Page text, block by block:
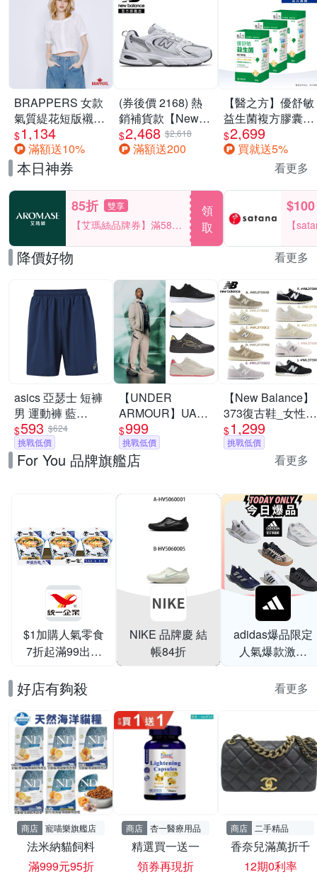
BRAPPERS 女款
氣質緹花短版襯
衫-米白
$1,134
滿額送10%
(券後價 2168) 熱
銷補貨款【New
Balance】復古運
動鞋_中性_白銀
$2,468 $2,618
滿額送200
【醫之方】優舒敏
益生菌複方膠囊
(60粒) 三入組
$2,699
買就送5%
本日神券 看更多
85折 雙享
【艾瑪絲品牌券】滿580
享85折！
領
取
$100
【
一件
降價好物 看更多
asics 亞瑟士 短褲
男 運動褲 藍
2033B130-401
$593 $624
挑戰低價
【UNDER
ARMOUR】UA
Tempo 運動休閒鞋
多款任選
$999
挑戰低價
【New Balance】
373復古鞋_女性_
多款任選_Y購/網
路獨家
$1,299
挑戰低價
For You 品牌旗艦店 看更多
$1加購人氣零食
7折起滿99出貨
NIKE 品牌慶 結
帳84折
adidas爆品限定
人氣爆款激降
好店有夠殺 看更多
商店 寵喵樂旗艦店
法米納貓飼料
滿999元95折
商店 杏一醫療用品
精選買一送一
領券再現折
商店 二手精品
香奈兒滿萬折千
12期0利率